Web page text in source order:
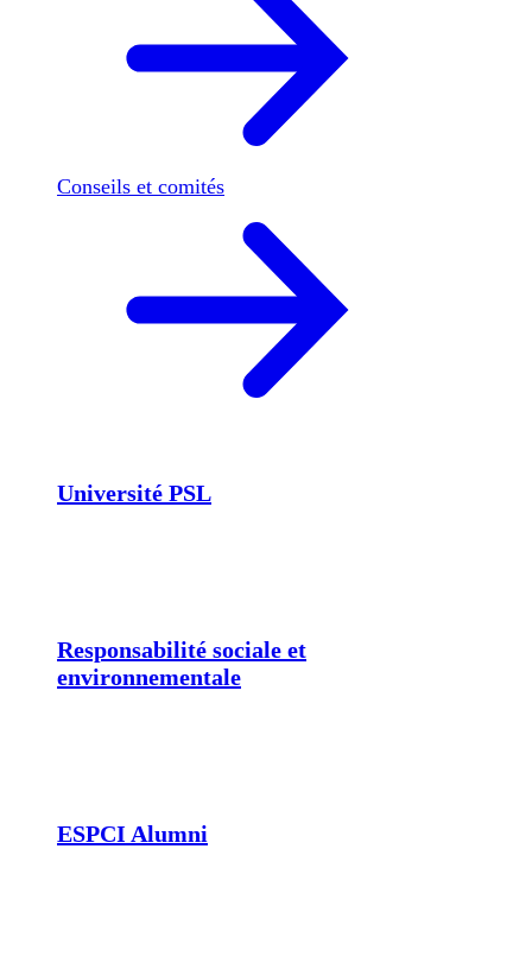
Conseils et comités
Université PSL
Responsabilité sociale et
environnementale
ESPCI Alumni